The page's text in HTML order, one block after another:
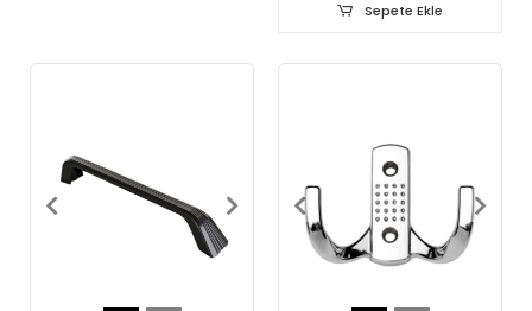
Sepete Ekle